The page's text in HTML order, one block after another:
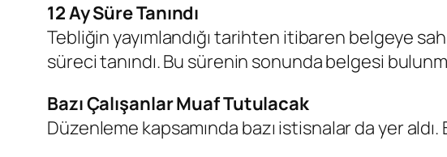
12 Ay Süre Tanındı
Tebliğin yayımlandığı tarihten itibaren belgeye
süreci tanındı. Bu sürenin sonunda belgesi
Bazı Çalışanlar Muaf Tutulacak
Düzenleme kapsamında bazı istisnalar da yer aldı.